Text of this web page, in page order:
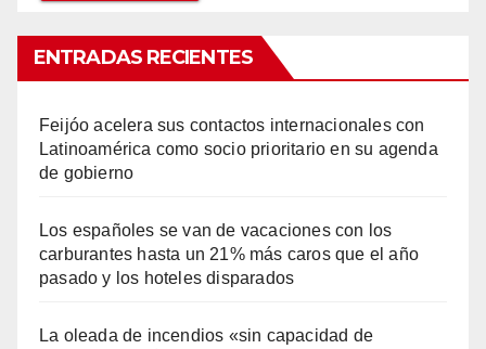
ENTRADAS RECIENTES
Feijóo acelera sus contactos internacionales con
Latinoamérica como socio prioritario en su agenda
de gobierno
Los españoles se van de vacaciones con los
carburantes hasta un 21% más caros que el año
pasado y los hoteles disparados
La oleada de incendios «sin capacidad de